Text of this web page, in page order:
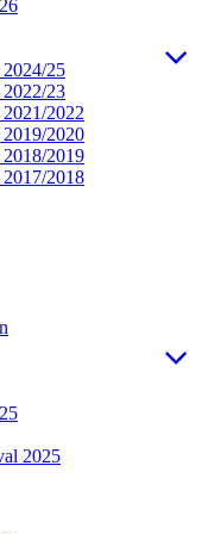
2024/25
2022/23
2021/2022
2019/2020
2018/2019
2017/2018
2025